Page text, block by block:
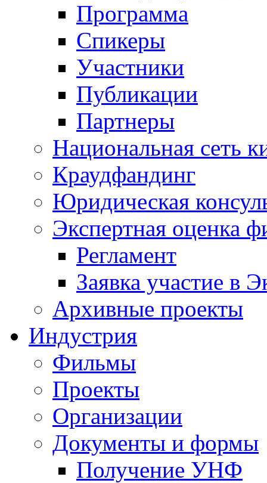
Программа
Спикеры
Участники
Публикации
Партнеры
Национальная сеть
Краудфандинг
Юридическая
Экспертная оценка
Регламент
Заявка участие в
Архивные проекты
Индустрия
Фильмы
Проекты
Организации
Документы и формы
Получение УНФ